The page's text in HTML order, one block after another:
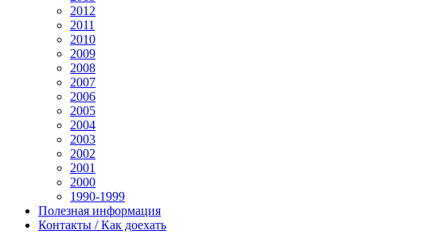
2012
2011
2010
2009
2008
2007
2006
2005
2004
2003
2002
2001
2000
1990-1999
Полезная информация
Контакты / Как доехать